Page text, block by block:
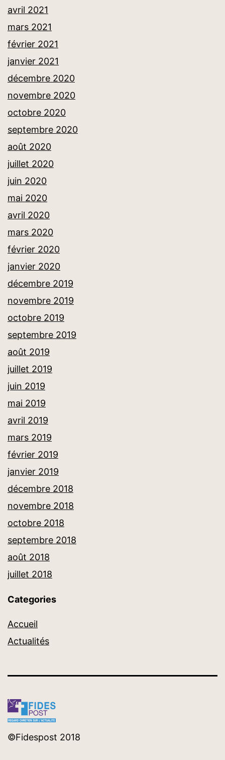
avril 2021
mars 2021
février 2021
janvier 2021
décembre 2020
novembre 2020
octobre 2020
septembre 2020
août 2020
juillet 2020
juin 2020
mai 2020
avril 2020
mars 2020
février 2020
janvier 2020
décembre 2019
novembre 2019
octobre 2019
septembre 2019
août 2019
juillet 2019
juin 2019
mai 2019
avril 2019
mars 2019
février 2019
janvier 2019
décembre 2018
novembre 2018
octobre 2018
septembre 2018
août 2018
juillet 2018
Categories
Accueil
Actualités
©Fidespost 2018